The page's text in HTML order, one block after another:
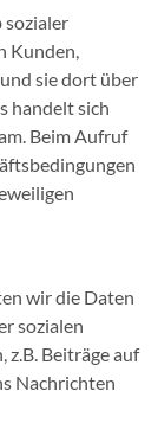
Kunden,
sie dort über
handelt sich
Beim Aufruf
wir die Daten
sozialen
Beiträge auf
Nachrichten